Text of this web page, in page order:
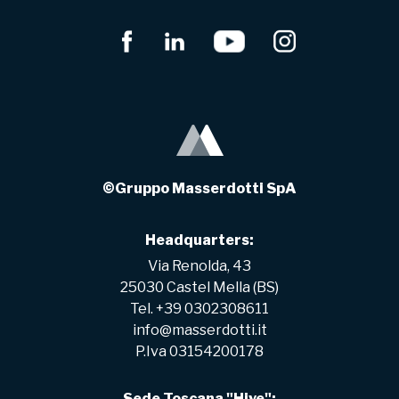
©Gruppo Masserdotti SpA
Headquarters:
Via Renolda, 43
25030 Castel Mella (BS)
Tel. +39 0302308611
info@masserdotti.it
P.Iva 03154200178